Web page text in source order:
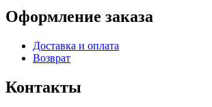
Оформление заказа
Доставка и оплата
Возврат
Контакты